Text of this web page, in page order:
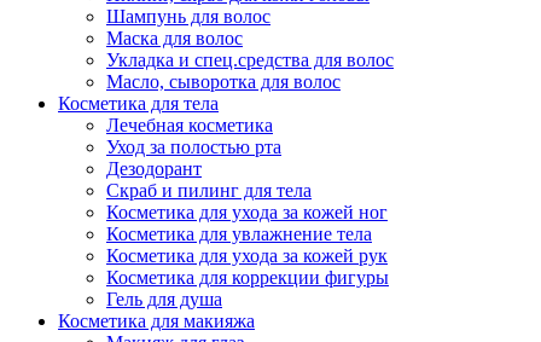
Шампунь для волос
Маска для волос
Укладка и спец.средства для волос
Масло, сыворотка для волос
Косметика для тела
Лечебная косметика
Уход за полостью рта
Дезодорант
Скраб и пилинг для тела
Косметика для ухода за кожей ног
Косметика для увлажнение тела
Косметика для ухода за кожей рук
Косметика для коррекции фигуры
Гель для душа
Косметика для макияжа